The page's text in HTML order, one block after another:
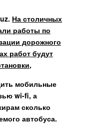
На столичных
работы по
дорожного
работ будут
,
мобильные
wi-fi, а
сколько
автобуса.